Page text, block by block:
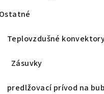
Ostatné
Teplovzdušné
Zásuvky
predlžovací prívod na